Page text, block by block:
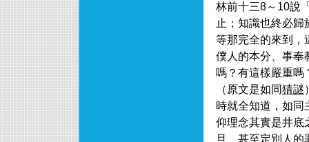
林前十三8～10說
止；知識也終必
等那完全的來到，
僕人的本分、事奉
嗎？有這樣嚴重嗎
（原文是如同猜謎
時就全知道，如同
仰理念其實是井底
旦、甚至定別人的